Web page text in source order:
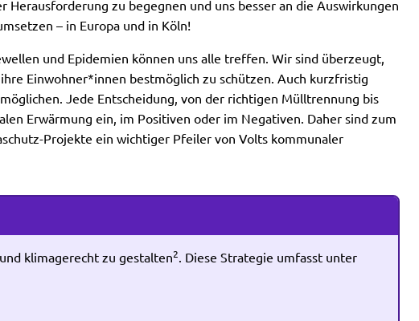
zu begegnen und uns besser an die Auswirkungen
– in Europa und in Köln!
und Epidemien können uns alle treffen. Wir sind überzeugt,
Einwohner*innen bestmöglich zu schützen. Auch kurzfristig
Jede Entscheidung, von der richtigen Mülltrennung bis
Erwärmung ein, im Positiven oder im Negativen. Daher sind zum
Projekte ein wichtiger Pfeiler von Volts kommunaler
klimagerecht zu gestalten2. Diese Strategie umfasst unter